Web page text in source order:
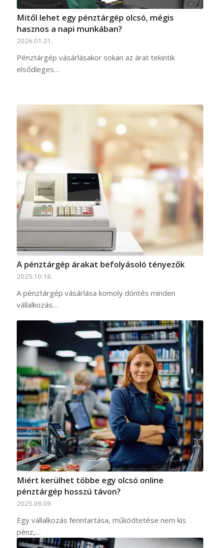
Mitől lehet egy pénztárgép olcsó, mégis
hasznos a napi munkában?
2026.01.21.
Pénztárgép vásárlásakor sokan az árat tekintik
elsődleges…
A pénztárgép árakat befolyásoló tényezők
2025.10.16.
A pénztárgép vásárlása komoly döntés minden
vállalkozás…
Miért kerülhet többe egy olcsó online
pénztárgép hosszú távon?
2025.09.09.
Egy vállalkozás fenntartása, működtetése nem kis
pénz,…